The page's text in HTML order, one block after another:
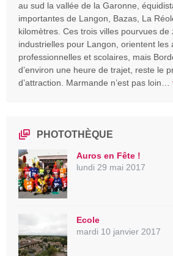
au sud la vallée de la Garonne,
importantes de Langon, Bazas, La
kilomètres. Ces trois villes pourvues de
industrielles pour Langon, orientent les
professionnelles et scolaires, mais
d’environ une heure de trajet, reste le
d’attraction. Marmande n’est pas loin…
PHOTOTHÈQUE
Auros en Fête !
lundi 29 mai 2017
Ecole
mardi 10 janvier 2017